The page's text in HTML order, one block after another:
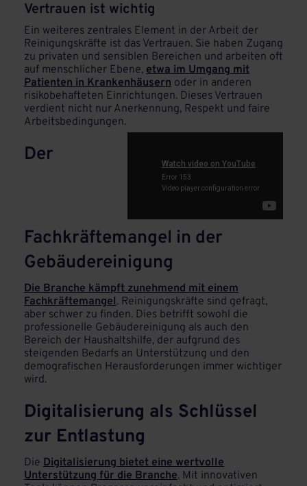
Vertrauen ist wichtig
Ein weiteres zentrales Element in der Arbeit der
Reinigungskräfte ist das Vertrauen. Sie haben Zugang
zu privaten und sensiblen Bereichen und arbeiten oft
auf menschlicher Ebene, etwa im Umgang mit
Patienten in Krankenhäusern oder in anderen
risikobehafteten Einrichtungen. Dieses Vertrauen
verdient nicht nur Anerkennung, Respekt und faire
Arbeitsbedingungen.
Der
Fachkräftemangel in der
Gebäudereinigung
Die Branche kämpft zunehmend mit einem
Fachkräftemangel. Reinigungskräfte sind gefragt,
aber schwer zu finden. Dies betrifft sowohl die
professionelle Gebäudereinigung als auch den
Bereich der Haushaltshilfe, der aufgrund des
steigenden Bedarfs an Unterstützung und den
demografischen Herausforderungen immer wichtiger
wird.
Digitalisierung als Schlüssel
zur Entlastung
Die Digitalisierung bietet eine wertvolle
Unterstützung für die Branche. Mit innovativen